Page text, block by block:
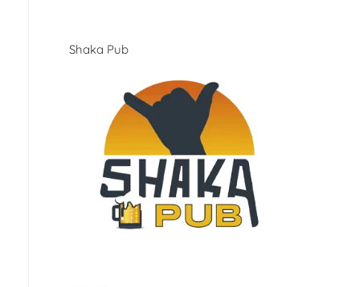
Shaka Pub